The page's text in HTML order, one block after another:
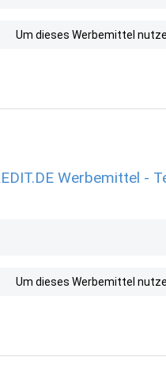
Um dieses Werbemittel
Werbemittel -
Um dieses Werbemittel